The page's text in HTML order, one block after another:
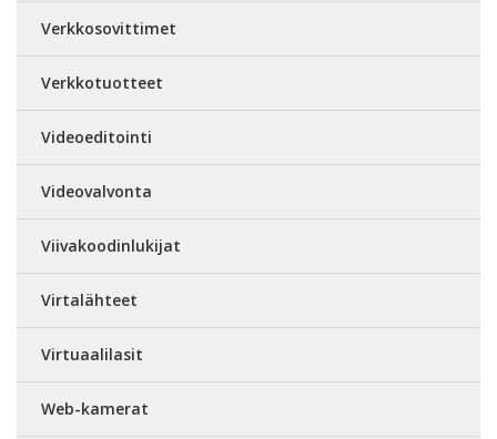
Verkkosovittimet
Verkkotuotteet
Videoeditointi
Videovalvonta
Viivakoodinlukijat
Virtalähteet
Virtuaalilasit
Web-kamerat